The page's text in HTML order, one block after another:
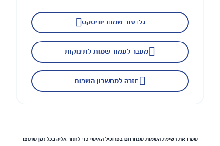
מעבר לעמוד שמות לתינוקות
חזרה למחשבון השמות
גלו עוד שמות יוניסקס
שמרו את רשימת השמות שבחרתם בפרופיל האישי כדי לחזור אליה בכל זמן שתרצו